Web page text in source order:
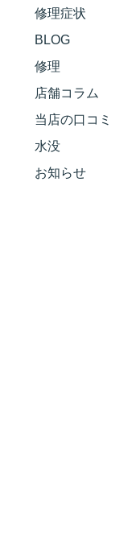
修理症状
BLOG
修理
店舗コラム
当店の口コミ
水没
お知らせ